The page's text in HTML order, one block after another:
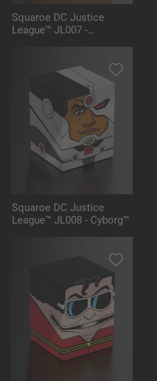
Squaroe DC Justice
League™ JL007 -
Squaroe DC Justice
League™ JL008 - Cyborg™